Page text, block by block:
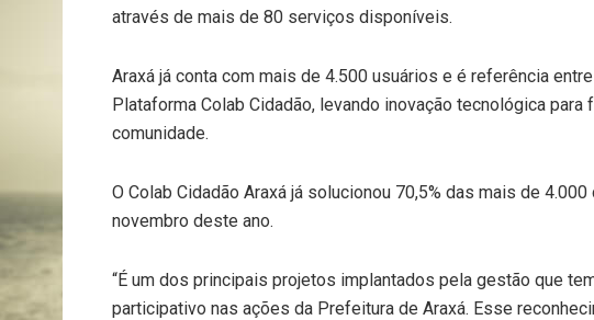
através de mais de 80 serviços disponíveis.
Araxá já conta com mais de 4.500 usuários e é referência
Plataforma Colab Cidadão, levando inovação tecnológica
comunidade.
O Colab Cidadão Araxá já solucionou 70,5% das mais de
novembro deste ano.
“É um dos principais projetos implantados pela gestão que
participativo nas ações da Prefeitura de Araxá. Esse